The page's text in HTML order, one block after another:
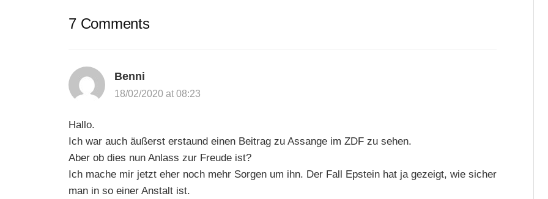
7 Comments
Benni
18/02/2020 at 08:23
Hallo.
Ich war auch äußerst erstaund einen Beitrag zu Assange im ZDF zu sehen.
Aber ob dies nun Anlass zur Freude ist?
Ich mache mir jetzt eher noch mehr Sorgen um ihn. Der Fall Epstein hat ja gezeigt, wie sicher
man in so einer Anstalt ist.